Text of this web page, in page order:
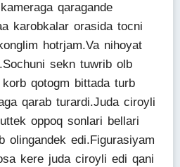
qaragande
karobkalar orasida tocni
hotrjam.Va nihoyat
sekn tuwrib olb
qotogm bittada turb
qarab turardi.Juda ciroyli
oppoq sonlari bellari
olingandek edi.Figurasiyam
kere juda ciroyli edi qani